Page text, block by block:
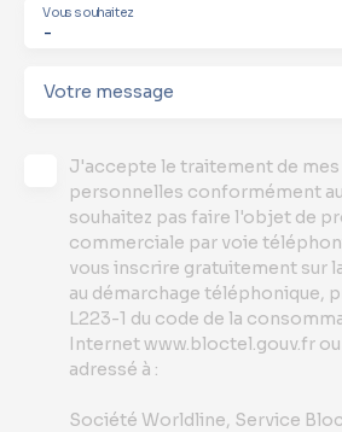
-
Vous souhaitez
Votre message
J'accepte le traitement de
personnelles conformément au
souhaitez pas faire l'objet de
commerciale par voie
vous inscrire gratuitement sur
au démarchage téléphonique,
L223-1 du code de la
Internet www.bloctel.gouv.fr
adressé à :
Société Worldline, Service